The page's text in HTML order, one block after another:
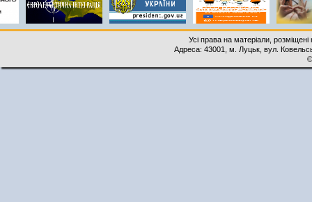
Усі права на матеріали,
Адреса: 43001, м. Луцьк, вул.